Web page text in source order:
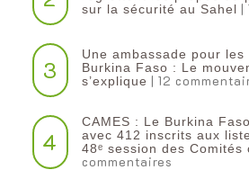
sur la sécurité au Sahel |
3
Une ambassade pour
Burkina Faso : Le
s’explique | 12
4
CAMES : Le Burkina
avec 412 inscrits aux
48ᵉ session des
commentaires